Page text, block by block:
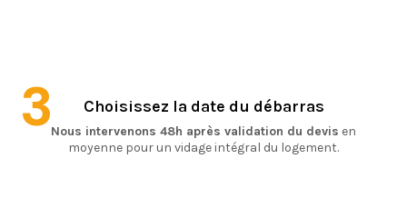
Choisissez la date du débarras
Nous intervenons 48h après validation du devis en
moyenne pour un vidage intégral du logement.
3